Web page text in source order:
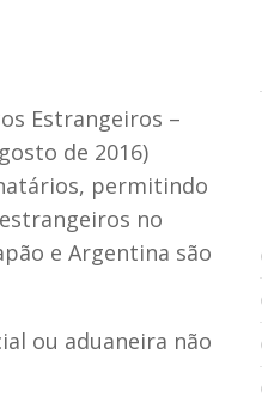
Estrangeiros –
de 2016)
permitindo
no
e Argentina são
ou aduaneira não